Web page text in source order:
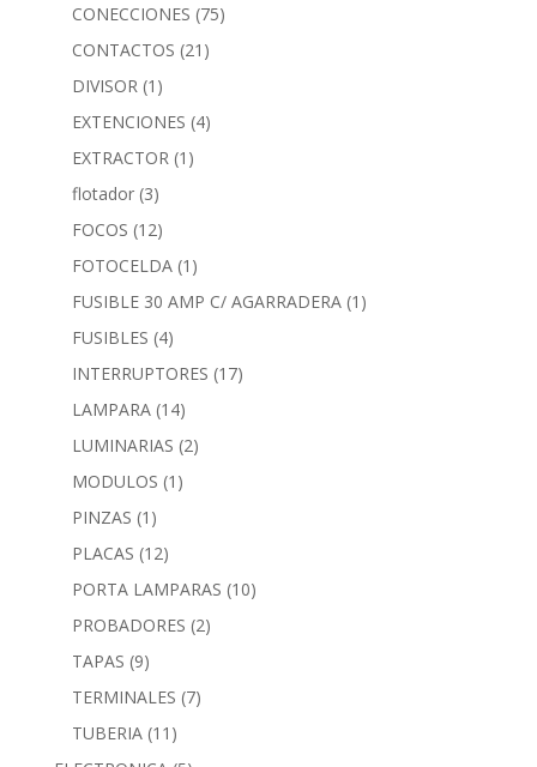
CONECCIONES (75)
CONTACTOS (21)
DIVISOR (1)
EXTENCIONES (4)
EXTRACTOR (1)
flotador (3)
FOCOS (12)
FOTOCELDA (1)
FUSIBLE 30 AMP C/ AGARRADERA (1)
FUSIBLES (4)
INTERRUPTORES (17)
LAMPARA (14)
LUMINARIAS (2)
MODULOS (1)
PINZAS (1)
PLACAS (12)
PORTA LAMPARAS (10)
PROBADORES (2)
TAPAS (9)
TERMINALES (7)
TUBERIA (11)